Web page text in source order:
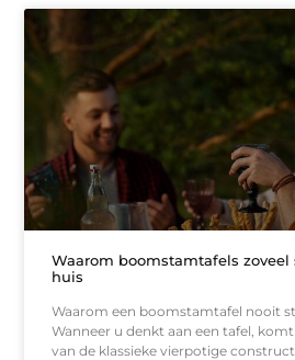
Waarom boomstamtafels
huis
Waarom een boomstamtafel nooit
Wanneer u denkt aan een tafel,
van de klassieke vierpotige